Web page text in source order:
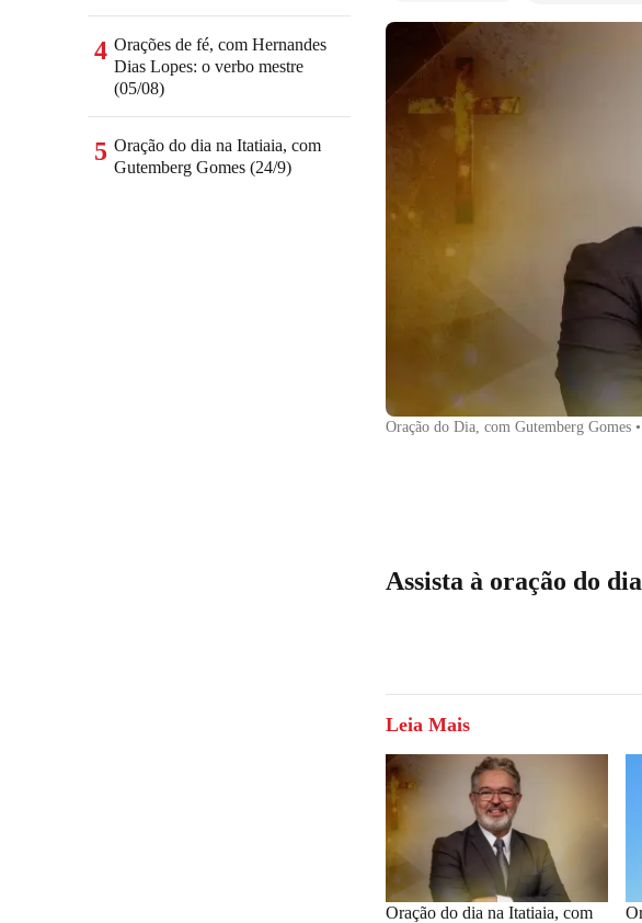
Oração do Dia, com Gutemberg Gomes •
Assista à oração do
Leia Mais
Oração do dia na Itatiaia, com
4 Orações de fé, com Hernandes
Dias Lopes: o verbo mestre
(05/08)
5 Oração do dia na Itatiaia, com
Gutemberg Gomes (24/9)